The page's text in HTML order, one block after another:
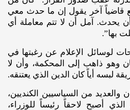
قاضياً آخر يقول إن ما حدث معي
يحدث. آمل أن لا تتم معاملة أي
بها”.
لوسائل الإعلام عن رغبتها في
وهو ذاهب إلى المحكمة، وأن لا
لبسه أياً كان الدين الذي يعتنقه.
من السياسيين الكنديين،
أصبح لاحقاً رئيساً للوزراء،